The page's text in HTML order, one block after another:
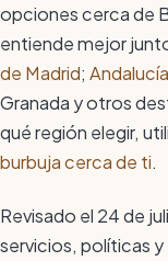
opciones cerca de
entiende mejor
de Madrid; Andalucía
Granada y otros
qué región elegir,
burbuja cerca de ti.
Revisado el 24 de
servicios, políticas